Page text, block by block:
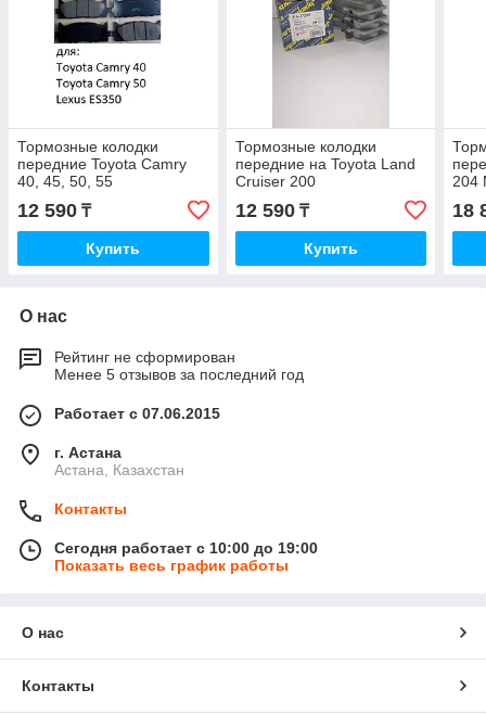
Тормозные колодки
передние Toyota Camry
40, 45, 50, 55
12 590 ₸
Купить
Тормозные колодки
передние на Toyota Land
Cruiser 200
12 590₸
Купить
204
18
О нас
Рейтинг не сформирован
Менее 5 отзывов за последний год
Работает с 07.06.2015
г. Астана
Астана, Казахстан
Контакты
Сегодня работает с 10:00 до 19:00
Показать весь график работы
О нас
Контакты